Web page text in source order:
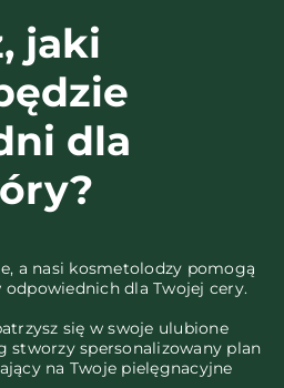
jaki
dla
a nasi kosmetolodzy pomogą
dla Twojej cery.
się w swoje ulubione
stworzy spersonalizowany plan
na Twoje pielęgnacyjne